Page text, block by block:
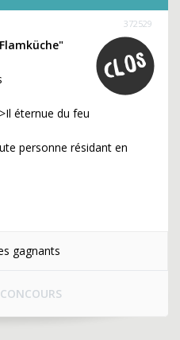
372529
éternue du feu
personne résidant en
gagnants